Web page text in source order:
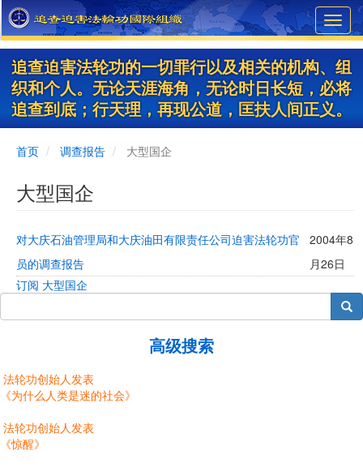
Skip
to
main
content
追查迫害法轮功的一切罪行以及相关的机构、组
织和个人。无论天涯海角，无论时日长短，必将
追查到底；行天理，再现公道，匡扶人间正义。
首页 调查报告 大型国企
大型国企
对大庆石油管理局和大庆油田有限责任公司迫害法轮功官
员的调查报告
2004年8
月26日
订阅 大型国企
搜索
高级搜索
法轮功创始人发表
《为什么人类是迷的社会》
法轮功创始人发表
《惊醒》